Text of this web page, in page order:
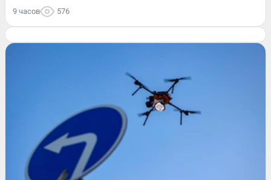
9 часов 576